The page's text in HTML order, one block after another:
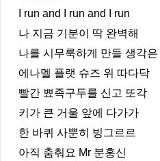
I run and I run and I run
나 지금 기분이 딱 완벽해
나를 시무룩하게 만들 생각은
에나멜 플랫 슈즈 위 따다닥
빨간 뾰족구두를 신고 또각
키가 큰 거울 앞에 다가가
한 바퀴 사뿐히 빙그르르
아직 춤춰요 Mr 분홍신